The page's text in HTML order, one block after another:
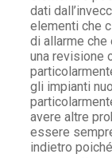
dati
elementi che
di allarme
una revisione
gli impianti
avere altre
essere
indietro